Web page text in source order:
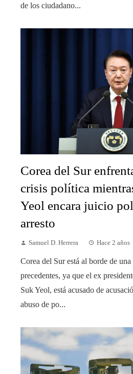
de los ciudadano...
Corea del Sur
crisis política
Yeol encara juicio
arresto
Samuel D. Herrera Hace 2 años
Corea del Sur está al borde de
precedentes, ya que el ex
Suk Yeol, está acusado de
abuso de po...